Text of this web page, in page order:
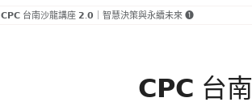
𝗖𝗣𝗖 台南沙龍講座 𝟮.𝟬｜智慧決策與永續未來 ❶
𝗖𝗣𝗖 台